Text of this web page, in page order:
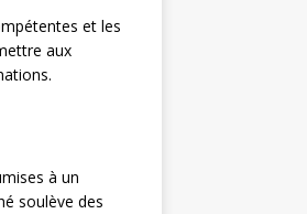
et les
aux
à un
soulève des